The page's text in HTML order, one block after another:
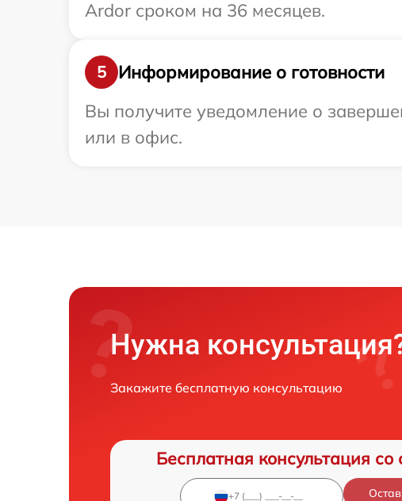
Ardor сроком на 36 месяцев.
5
Информирование о готовности
Вы получите уведомление о
или в офис.
Нужна
Закажите бесплатную консультацию
Бесплатная консультация со